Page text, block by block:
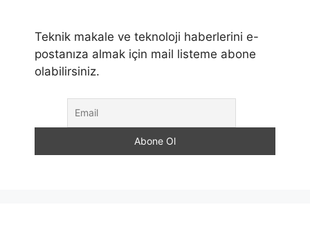
Teknik makale ve teknoloji haberlerini e-
postanıza almak için mail listeme abone
olabilirsiniz.